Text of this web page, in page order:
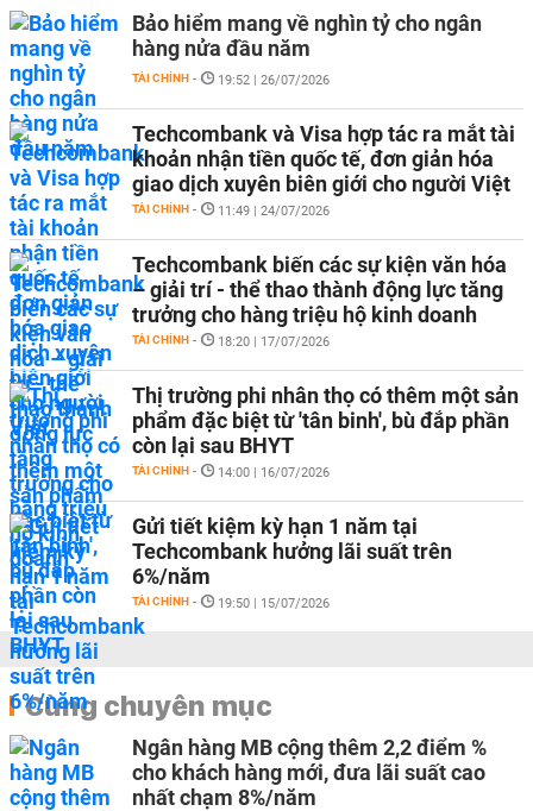
Bảo hiểm mang về nghìn tỷ cho ngân
hàng nửa đầu năm
TÀI CHÍNH - 19:52 | 26/07/2026
Techcombank và Visa hợp tác ra mắt tài
khoản nhận tiền quốc tế, đơn giản hóa
giao dịch xuyên biên giới cho người Việt
TÀI CHÍNH - 11:49 | 24/07/2026
Techcombank biến các sự kiện văn hóa
– giải trí - thể thao thành động lực tăng
trưởng cho hàng triệu hộ kinh doanh
TÀI CHÍNH - 18:20 | 17/07/2026
Thị trường phi nhân thọ có thêm một sản
phẩm đặc biệt từ 'tân binh', bù đắp phần
còn lại sau BHYT
TÀI CHÍNH - 14:00 | 16/07/2026
Gửi tiết kiệm kỳ hạn 1 năm tại
Techcombank hưởng lãi suất trên
6%/năm
TÀI CHÍNH - 19:50 | 15/07/2026
Cùng chuyên mục
Ngân hàng MB cộng thêm 2,2 điểm %
cho khách hàng mới, đưa lãi suất cao
nhất chạm 8%/năm